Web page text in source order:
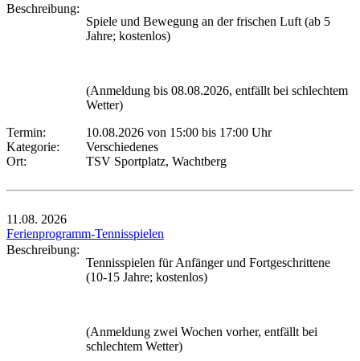
Beschreibung:
Spiele und Bewegung an der frischen Luft (ab 5
Jahre; kostenlos)
(Anmeldung bis 08.08.2026, entfällt bei schlechtem
Wetter)
Termin:
10.08.2026 von 15:00 bis 17:00 Uhr
Kategorie:
Verschiedenes
Ort:
TSV Sportplatz, Wachtberg
11.08. 2026
Ferienprogramm-Tennisspielen
Beschreibung:
Tennisspielen für Anfänger und Fortgeschrittene
(10-15 Jahre; kostenlos)
(Anmeldung zwei Wochen vorher, entfällt bei
schlechtem Wetter)